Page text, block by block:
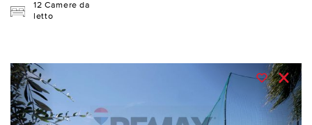
12 Camere da
letto